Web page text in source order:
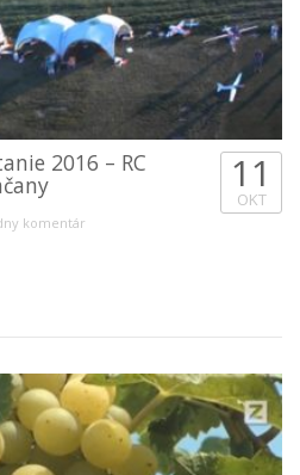
2016 – RC
komentár
11
OKT